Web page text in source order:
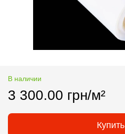
В наличии
3 300.00 грн/м²
Купить